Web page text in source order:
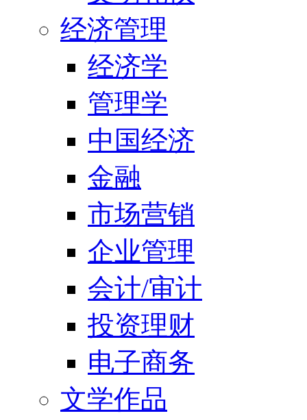
经济管理
经济学
管理学
中国经济
金融
市场营销
企业管理
会计/审计
投资理财
电子商务
文学作品